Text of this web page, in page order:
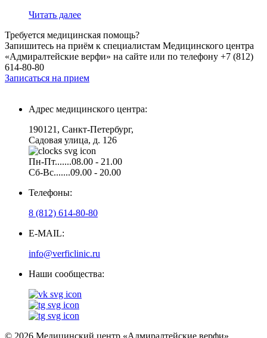
Читать далее
Требуется медицинская помощь?
Запишитесь на приём к специалистам Медицинского центра
«Адмиралтейские верфи» на сайте или по телефону +7 (812)
614-80-80
Записаться на прием
Адрес медицинского центра:
190121, Санкт-Петербург,
Садовая улица, д. 126
Пн-Пт.......08.00 - 21.00
Сб-Вс.......09.00 - 20.00
Телефоны:
8 (812) 614-80-80
E-MAIL:
info@verficlinic.ru
Наши сообщества:
© 2026 Медицинский центр «Адмиралтейские верфи»